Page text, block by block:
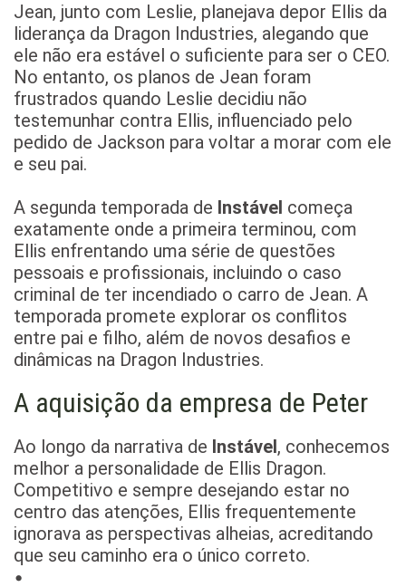
Jean, junto com Leslie, planejava depor Ellis da
liderança da Dragon Industries, alegando que
ele não era estável o suficiente para ser o CEO.
No entanto, os planos de Jean foram
frustrados quando Leslie decidiu não
testemunhar contra Ellis, influenciado pelo
pedido de Jackson para voltar a morar com ele
e seu pai.
A segunda temporada de Instável começa
exatamente onde a primeira terminou, com
Ellis enfrentando uma série de questões
pessoais e profissionais, incluindo o caso
criminal de ter incendiado o carro de Jean. A
temporada promete explorar os conflitos
entre pai e filho, além de novos desafios e
dinâmicas na Dragon Industries.
A aquisição da empresa de Peter
Ao longo da narrativa de Instável, conhecemos
melhor a personalidade de Ellis Dragon.
Competitivo e sempre desejando estar no
centro das atenções, Ellis frequentemente
ignorava as perspectivas alheias, acreditando
que seu caminho era o único correto.